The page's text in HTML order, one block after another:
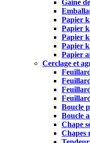
Gaine
Papier
Papier
Papier
Papier
Papier
Cerclage et
Boucle
Boucle
Chape
Chapes